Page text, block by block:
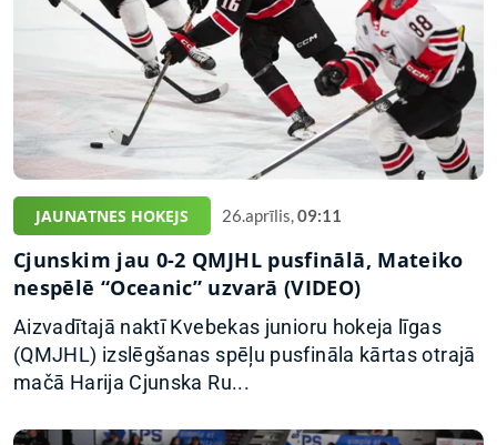
JAUNATNES HOKEJS 26.aprīlis,09:11
Cjunskim jau 0-2 QMJHL pusfinālā, Mateiko
nespēlē “Oceanic” uzvarā (VIDEO)
Aizvadītajā naktī Kvebekas junioru hokeja līgas
(QMJHL) izslēgšanas spēļu pusfināla kārtas otrajā
mačā Harija Cjunska Ru...